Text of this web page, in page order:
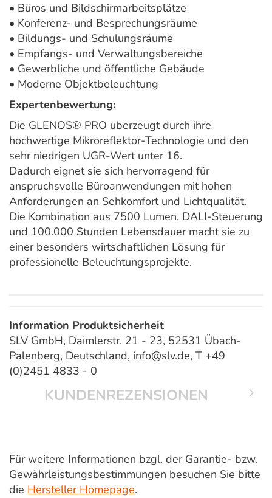
• Büros und Bildschirmarbeitsplätze
• Konferenz- und Besprechungsräume
• Bildungs- und Schulungsräume
• Empfangs- und Verwaltungsbereiche
• Gewerbliche und öffentliche Gebäude
• Moderne Objektbeleuchtung
Expertenbewertung:
Die GLENOS® PRO überzeugt durch ihre
hochwertige Mikroreflektor-Technologie und den
sehr niedrigen UGR-Wert unter 16.
Dadurch eignet sie sich hervorragend für
anspruchsvolle Büroanwendungen mit hohen
Anforderungen an Sehkomfort und Lichtqualität.
Die Kombination aus 7500 Lumen, DALI-Steuerung
und 100.000 Stunden Lebensdauer macht sie zu
einer besonders wirtschaftlichen Lösung für
professionelle Beleuchtungsprojekte.
Information Produktsicherheit
SLV GmbH, Daimlerstr. 21 - 23, 52531 Übach-
Palenberg, Deutschland, info@slv.de, T +49
(0)2451 4833 - 0
KUNDENREZENSIONEN
Für weitere Informationen bzgl. der Garantie- bzw.
Gewährleistungsbestimmungen besuchen Sie bitte
die Hersteller Homepage.